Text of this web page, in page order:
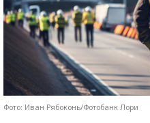
Фото: Иван Рябоконь/Фотобанк Лори